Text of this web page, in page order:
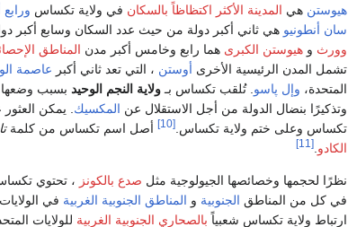
هيوستن هي المدينة الأكثر اكتظاظاً بالسكان في ولاية تكساس ورابع
سان أنطونيو هي ثاني أكبر دولة من حيث عدد السكان وسابع أكبر
وورث و هيوستن الكبرى هما رابع وخامس أكبر مدن المناطق
تشمل المدن الرئيسية الأخرى أوستن ، التي تعد ثاني أكبر عاصمة
المتحدة، وإل پاسو . تُلقب تكساس بـ ولاية النجم الوحيد بسبب وضعها
وتذكيرًا بنضال الدولة من أجل الاستقلال عن المكسيك . يمكن
تكساس وعلى ختم ولاية تكساس. [10] أصل اسم تكساس من كلمة
الكادو [11]
نظرًا لحجمها وخصائصها الجيولوجية مثل صدع بالكونز ، تحتوي
في كل من المناطق الجنوبية و المناطق الجنوبية الغربية في
ارتباط ولاية تكساس شعبياً بالصحاري الجنوبية الغربية للولايات